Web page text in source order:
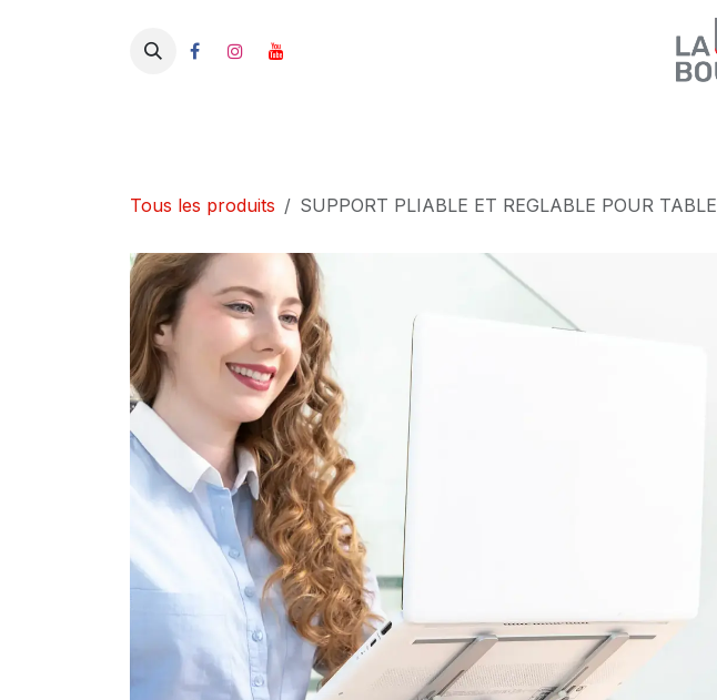
Tous les produits SUPPORT PLIABLE ET REGLABLE POUR TABLE